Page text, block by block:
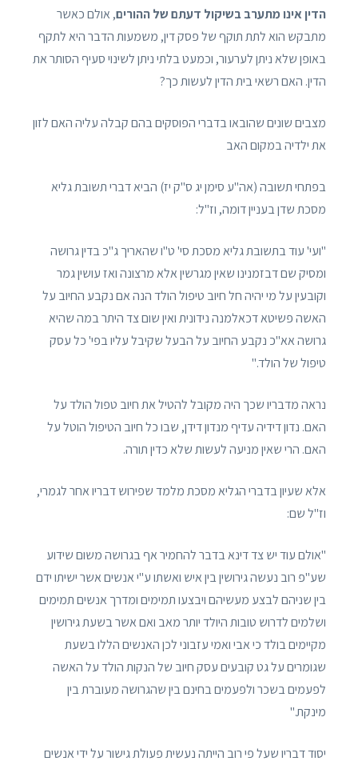
הדין אינו מתערב בשיקול דעתם של ההורים, אולם כאשר
מתבקש הוא לתת תוקף של פסק דין, משמעות הדבר היא לתקף
באופן שלא ניתן לערעור, וכמעט בלתי ניתן לשינוי סעיף הסותר את
הדין. האם רשאי בית הדין לעשות כך?
מצבים שונים שהובאו בדברי הפוסקים בהם קבלה עליה האם לזון
את ילדיה במקום האב
בפתחי תשובה (אה"ע סימן יג ס"ק יז) הביא דברי תשובת גליא
מסכת שדן בעניין דומה, וז"ל:
"ועי' עוד בתשובת גליא מסכת סי' ט"ו שהאריך ג"כ בדין גרושה
ומסיק שם דבזמנינו שאין מגרשין אלא מרצונה ואז עושין גמר
וקובעין על מי יהיה חל חיוב טיפול הולד הנה אם נקבע החיוב על
האשה פשיטא דכאלמנה נידונית ואין שום צד היתר במה שהיא
גרושה אא"כ נקבע החיוב על הבעל שקיבל עליו בפי' כל עסק
טיפול של הולד."
נראה מדבריו שכך היה מקובל להטיל את חיוב טפול הולד על
האם. נדון דידיה עדיף מנדון דידן, שבו כל חיוב הטיפול הוטל על
האם. הרי שאין מניעה לעשות שלא כדין תורה.
אלא שעיון בדברי הגליא מסכת מלמד שפירוש דבריו אחר לגמרי,
וז"ל שם:
"אולם עוד יש צד דינא בדבר להחמיר אף בגרושה משום שידוע
שע"פ רוב נעשה גירושין בין איש ואשתו ע"י אנשים אשר ישיתו ידם
בין שניהם לבצע מעשיהם ויבצעו תמימים ומדרך אנשים תמימים
ושלמים לדרוש טובות היולד יותר מאב ואם אשר בשעת גירושין
מקיימים בולד כי אבי ואמי עזבוני לכן האנשים הללו בשעת
שגומרים על גט קובעים עסק חיוב של הנקות הולד על האשה
לפעמים בשכר ולפעמים בחינם בין שהגרושה מעוברת בין
מינקת."
יסוד דבריו שעל פי רוב הייתה נעשית פעולת גישור על ידי אנשים